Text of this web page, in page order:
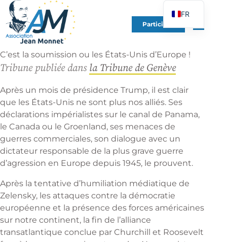
Participer
C’est la soumission ou les États-Unis d’Europe !
Tribune publiée dans la Tribune de Genève
Après un mois de présidence Trump, il est clair
que les États-Unis ne sont plus nos alliés. Ses
déclarations impérialistes sur le canal de Panama,
le Canada ou le Groenland, ses menaces de
guerres commerciales, son dialogue avec un
dictateur responsable de la plus grave guerre
d’agression en Europe depuis 1945, le prouvent.
Après la tentative d’humiliation médiatique de
Zelensky, les attaques contre la démocratie
européenne et la présence des forces américaines
sur notre continent, la fin de l’alliance
transatlantique conclue par Churchill et Roosevelt
FR
EN
PL